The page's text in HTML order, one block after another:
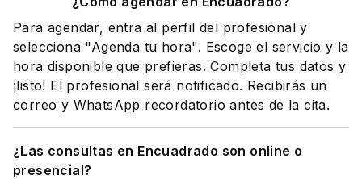
Para agendar, entra al perfil del profesional y
selecciona "Agenda tu hora". Escoge el servicio y la
hora disponible que prefieras. Completa tus datos y
¡listo! El profesional será notificado. Recibirás un
correo y WhatsApp recordatorio antes de la cita.
¿Las consultas en Encuadrado son online o
presencial?